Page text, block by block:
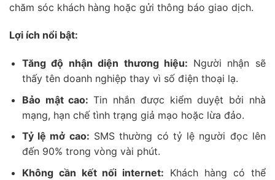
chăm sóc khách hàng hoặc gửi thông báo giao dịch.
Lợi ích nổi bật:
Tăng độ nhận diện thương hiệu: Người nhận sẽ
thấy tên doanh nghiệp thay vì số điện thoại lạ.
Bảo mật cao:Tin nhắn được kiểm duyệt bởi nhà
mạng, hạn chế tình trạng giả mạo hoặc lừa đảo.
Tỷ lệ mở cao: SMS thường có tỷ lệ người đọc lên
đến 90% trong vòng vài phút.
Không cần kết nối internet: Khách hàng có thể